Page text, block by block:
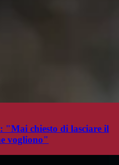
"Mai chiesto di lasciare il
vogliono"